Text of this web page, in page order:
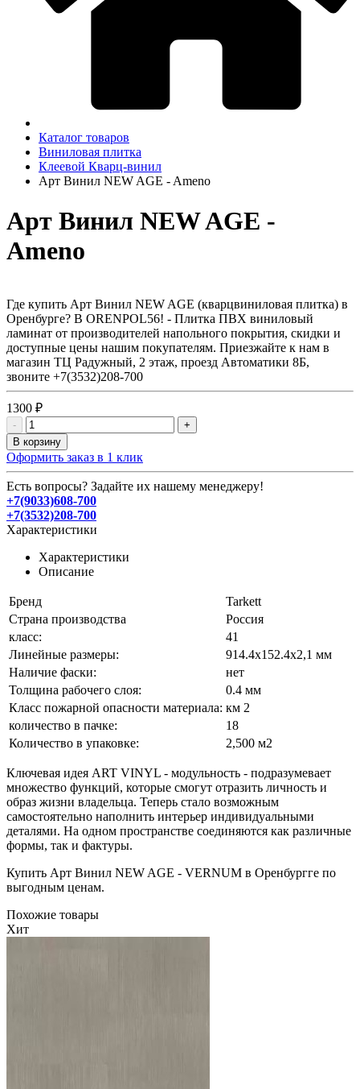
Каталог товаров
Виниловая плитка
Клеевой Кварц-винил
Арт Винил NEW AGE - Ameno
Арт Винил NEW AGE -
Ameno
Где купить Арт Винил NEW AGE (кварцвиниловая плитка) в
Оренбурге? В ORENPOL56! - Плитка ПВХ виниловый
ламинат от производителей напольного покрытия, скидки и
доступные цены нашим покупателям. Приезжайте к нам в
магазин ТЦ Радужный, 2 этаж, проезд Автоматики 8Б,
звоните +7(3532)208-700
1300 ₽
-
+
В корзину
Оформить заказ в 1 клик
Есть вопросы? Задайте их нашему менеджеру!
+7(9033)608-700
+7(3532)208-700
Характеристики
Характеристики
Описание
Бренд
Tarkett
Страна производства
Россия
класс:
41
Линейные размеры:
914.4х152.4х2,1 мм
Наличие фаски:
нет
Толщина рабочего слоя:
0.4 мм
Класс пожарной опасности материала: км 2
количество в пачке:
18
Количество в упаковке:
2,500 м2
Ключевая идея ART VINYL - модульность - подразумевает
множество функций, которые смогут отразить личность и
образ жизни владельца. Теперь стало возможным
самостоятельно наполнить интерьер индивидуальными
деталями. На одном пространстве соединяются как различные
формы, так и фактуры.
Купить Арт Винил NEW AGE - VERNUM в Оренбургге по
выгодным ценам.
Похожие товары
Хит